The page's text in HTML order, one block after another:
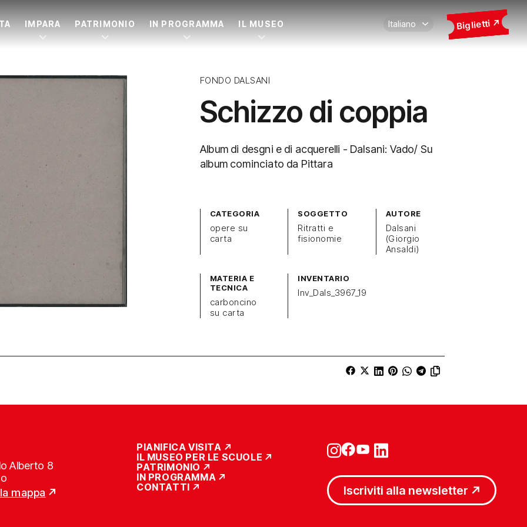
IMPARA PATRIMONIO IN PROGRAMMA IL MUSEO Biglietti
FONDO DALSANI
Schizzo di coppia
Album di desgni e di acquerelli - Dalsani: Vado/ Su
album cominciato da Pittara
CATEGORIA
opere su
carta
SOGGETTO
Ritratti e
fisionomie
AUTORE
Dalsani
(Giorgio
Ansaldi)
MATERIA E
TECNICA
carboncino
su carta
INVENTARIO
Inv_Dals_3967_19
Alberto 8
mappa
PIANIFICA VISITA
IL MUSEO PER LE SCUOLE
PATRIMONIO
IN PROGRAMMA
CONTATTI
Iscriviti alla newsletter